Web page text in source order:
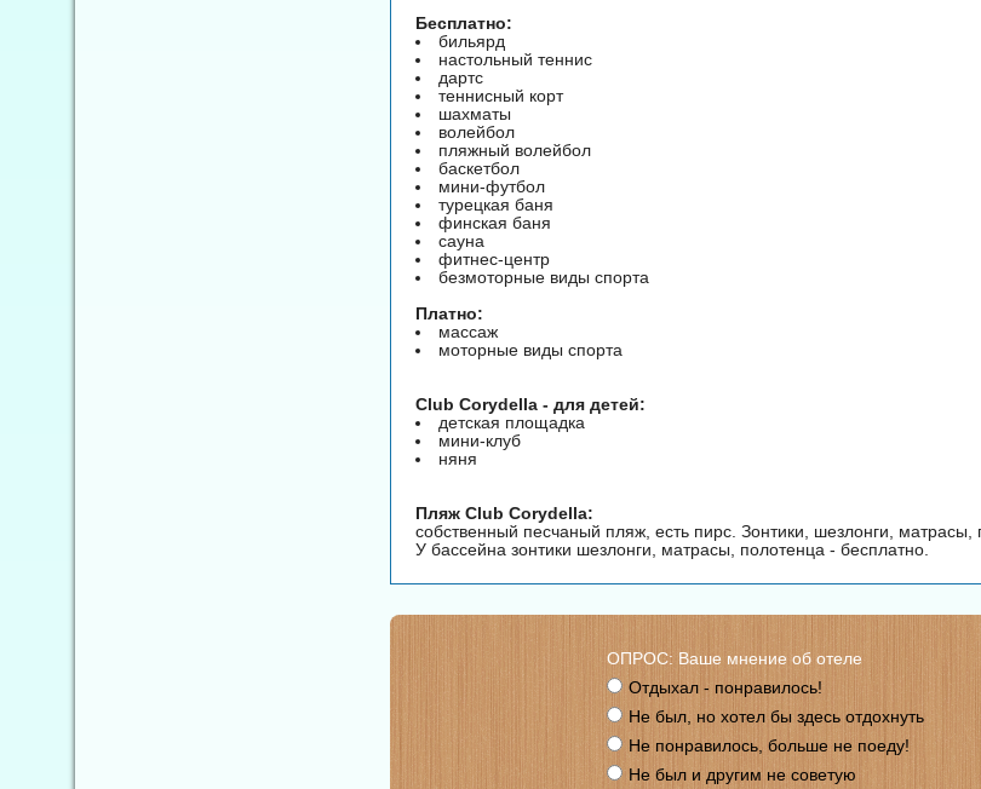
Бесплатно:
бильярд
настольный теннис
дартс
теннисный корт
шахматы
волейбол
пляжный волейбол
баскетбол
мини-футбол
турецкая баня
финская баня
сауна
фитнес-центр
безмоторные виды спорта
Платно:
массаж
моторные виды спорта
Club Corydella - для детей:
детская площадка
мини-клуб
няня
Пляж Club Corydella:
собственный песчаный пляж, есть пирс. Зонтики, шезлонги, матрасы,
У бассейна зонтики шезлонги, матрасы, полотенца - бесплатно.
ОПРОС: Ваше мнение об отеле
Отдыхал - понравилось!
Не был, но хотел бы здесь отдохнуть
Не понравилось, больше не поеду!
Не был и другим не советую